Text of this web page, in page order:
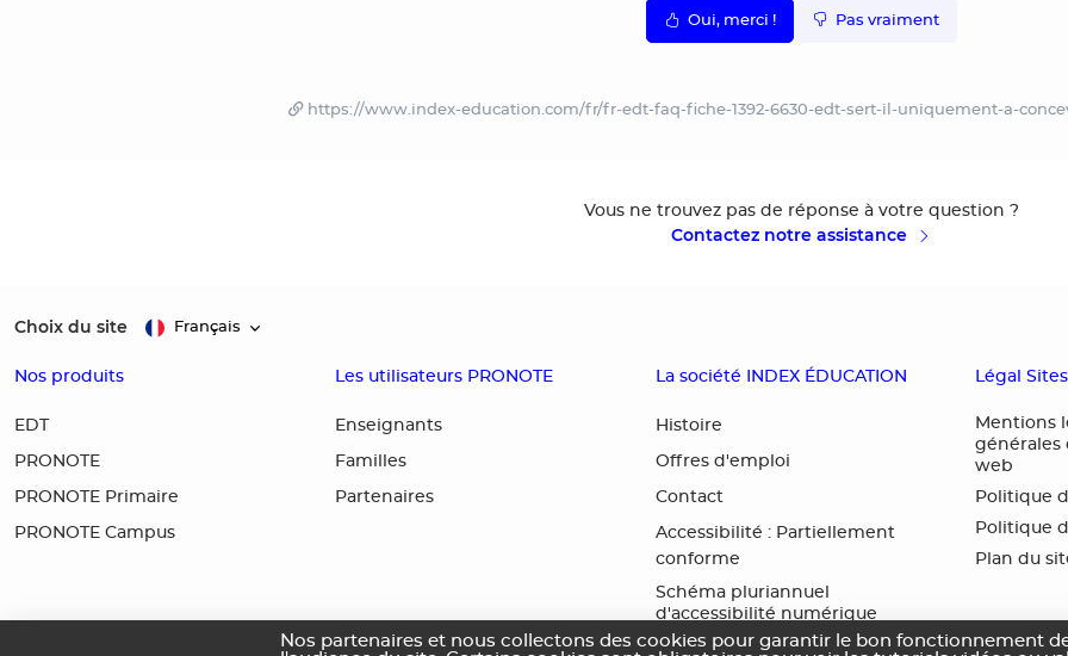
Oui, merci ! Pas vraiment
https://www.index-education.com/fr/fr-edt-faq-fiche-1392-6630-edt-sert-il-uniquement-a-
Vous ne trouvez pas de réponse à votre question ?
Contactez notre assistance
Choix du site Français
Nos produits
EDT
PRONOTE
PRONOTE Primaire
PRONOTE Campus
Les utilisateurs PRONOTE
Enseignants
Familles
Partenaires
La société INDEX ÉDUCATION
Histoire
Offres d'emploi
Contact
Accessibilité : Partiellement
conforme
Schéma pluriannuel
d'accessibilité numérique
Légal
Mentions
générales
web
Politique
Politique
Plan du
Nos partenaires et nous collectons des cookies pour garantir le bon fonctionnement